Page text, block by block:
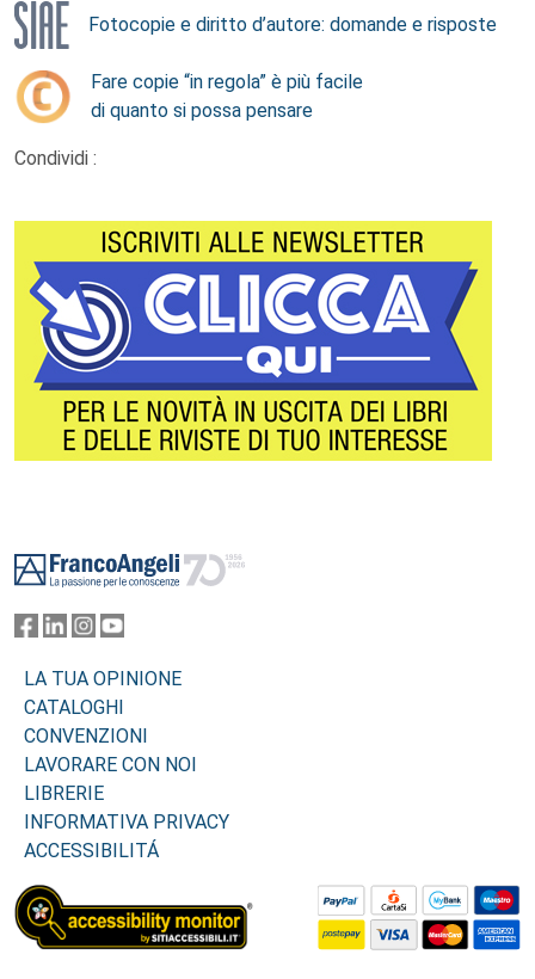
Fotocopie e diritto d’autore: domande e risposte
Fare copie “in regola” è più facile
di quanto si possa pensare
Condividi :
LA TUA OPINIONE
CATALOGHI
CONVENZIONI
LAVORARE CON NOI
LIBRERIE
INFORMATIVA PRIVACY
ACCESSIBILITÁ